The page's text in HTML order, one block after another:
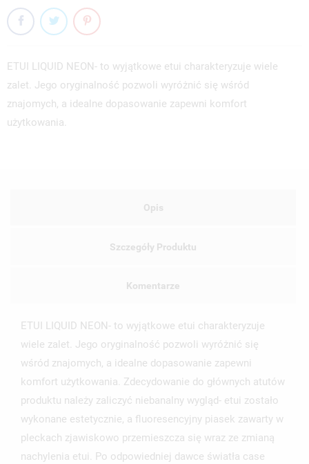
ETUI LIQUID NEON- to wyjątkowe etui charakteryzuje wiele
zalet. Jego oryginalność pozwoli wyróżnić się wśród
znajomych, a idealne dopasowanie zapewni komfort
użytkowania.
Opis
Szczegóły Produktu
Komentarze
ETUI LIQUID NEON- to wyjątkowe etui charakteryzuje
wiele zalet. Jego oryginalność pozwoli wyróżnić się
wśród znajomych, a idealne dopasowanie zapewni
komfort użytkowania. Zdecydowanie do głównych atutów
produktu należy zaliczyć niebanalny wygląd- etui zostało
wykonane estetycznie, a fluoresencyjny piasek zawarty w
pleckach zjawiskowo przemieszcza się wraz ze zmianą
nachylenia etui. Po odpowiedniej dawce światła case
MOJE LISTY ŻYCZEŃ
add_circle_outline UTWÓRZ NOWĄ LISTĘ
UTWÓRZ LISTĘ ŻYCZEŃ
NAZWA LISTY ŻYCZEŃ
ZALOGUJ SIĘ
MUSISZ BYĆ ZALOGOWANY BY ZAPISAĆ PRODUKTY NA
SWOJEJ LIŚCIE ŻYCZEŃ.
ANULUJ ZALOGUJ SIĘ